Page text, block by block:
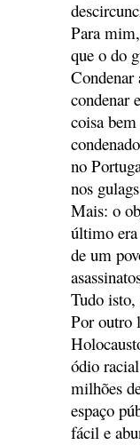
Para
que o do
condenar
coisa
no
nos
Mais: o
último
de um
Tudo
Por outro
ódio
milhões
espaço
fácil e